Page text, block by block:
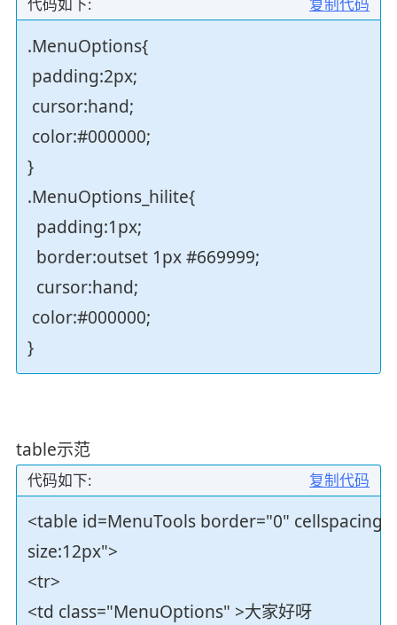
.MenuOptions{
padding:2px;
cursor:hand;
color:#000000;
}
.MenuOptions_hilite{
padding:1px;
border:outset 1px #669999;
cursor:hand;
color:#000000;
}
table示范
复制代码
代码如下:
<table id=MenuTools border="0"
size:12px">
<tr>
<td class="MenuOptions" >大家好呀